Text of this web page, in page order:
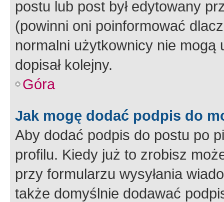
postu lub post był edytowany
(powinni oni poinformować
normalni użytkownicy nie
dopisał kolejny.
Góra
Jak mogę dodać podpis do
Aby dodać podpis do postu po
profilu. Kiedy już to zrobisz
przy formularzu wysyłania
także domyślnie dodawać